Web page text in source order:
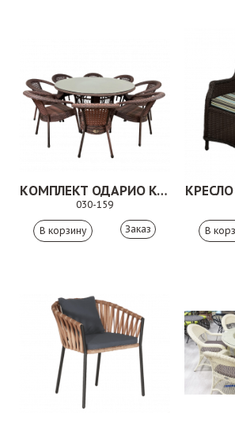
КОМПЛЕКТ ОДАРИО КОРИЧНЕВЫЙ
030-159
Заказ